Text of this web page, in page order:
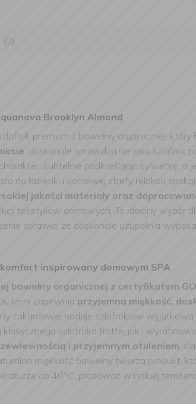
(0)
Brooklyn Almond
premium z bawełny organicznej,
, doskonale sprawdza się jako szlafrok
subtelnie podkreślając sylwetkę, a
do łazienki i domowej strefy relaksu
jakości materiały oraz
tekstyliów domowych. To idealny wybór
sprawia, że doskonale uzupełnia
inspirowany domowym SPA
bawełny organicznej z certyfikatem
terry zapewnia przyjemną miękkość,
żakardowej nadaje szlafrokowi wyjątkową
szlafroka frotte, jak i
i przyjemnym otuleniem,
miękkość bawełny tworzą produkt,
do 40°C, prasować w niskiej